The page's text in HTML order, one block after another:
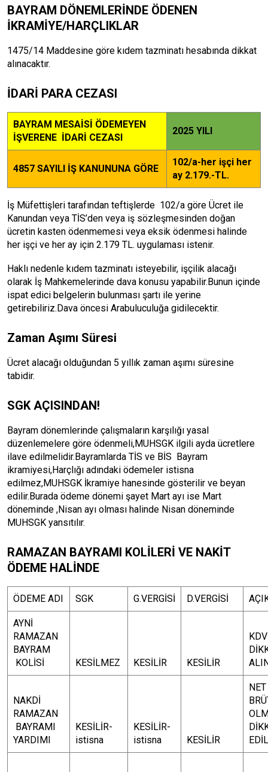
BAYRAM DÖNEMLERİNDE ÖDENEN
İKRAMİYE/HARÇLIKLAR
1475/14 Maddesine göre kıdem tazminatı hesabında dikkat
alınacaktır.
İDARİ PARA CEZASI
BAYRAM MESAİSİ ÖDEMEYEN
İŞVERENE İDARİ CEZASI
2025 YILI
4857 SAYILI İŞ KANUNUNA GÖRE
102/a-her işçi her
ay 2.179.-TL.
İş Müfettişleri tarafından teftişlerde 102/a göre Ücret ile
Kanundan veya TİS’den veya iş sözleşmesinden doğan
ücretin kasten ödenmemesi veya eksik ödenmesi halinde
her işçi ve her ay için 2.179 TL. uygulaması istenir.
Haklı nedenle kıdem tazminatı isteyebilir, işçilik alacağı
olarak İş Mahkemelerinde dava konusu yapabilir.Bunun içinde
ispat edici belgelerin bulunması şartı ile yerine
getirebiliriz.Dava öncesi Arabuluculuğa gidilecektir.
Zaman Aşımı Süresi
Ücret alacağı olduğundan 5 yıllık zaman aşımı süresine
tabidir.
SGK AÇISINDAN!
Bayram dönemlerinde çalışmaların karşılığı yasal
düzenlemelere göre ödenmeli,MUHSGK ilgili ayda ücretlere
ilave edilmelidir.Bayramlarda TİS ve BİS Bayram
ikramiyesi,Harçlığı adındaki ödemeler istisna
edilmez,MUHSGK İkramiye hanesinde gösterilir ve beyan
edilir.Burada ödeme dönemi şayet Mart ayı ise Mart
döneminde ,Nisan ayı olması halinde Nisan döneminde
MUHSGK yansıtılır.
RAMAZAN BAYRAMI KOLİLERİ VE NAKİT
ÖDEME HALİNDE
ÖDEME ADI SGK G.VERGİSİ D.VERGİSİ
AYNİ
RAMAZAN
BAYRAM
KOLİSİ
KESİLMEZ KESİLİR KESİLİR
NAKDİ
RAMAZAN
BAYRAMI
YARDIMI
KESİLİR-
istisna
KESİLİR-
istisna
KESİLİR